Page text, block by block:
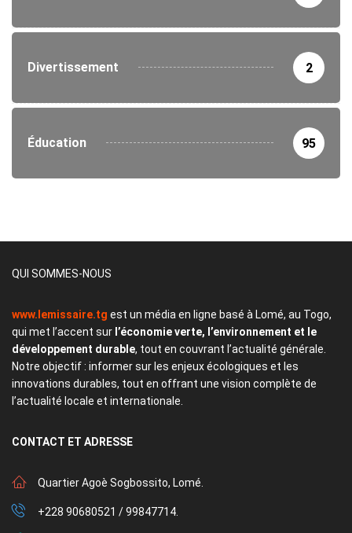
Divertissement 2
Éducation 95
QUI SOMMES-NOUS
www.lemissaire.tg est un média en ligne basé à Lomé, au Togo,
qui met l’accent sur l’économie verte, l’environnement et le
développement durable, tout en couvrant l’actualité générale.
Notre objectif : informer sur les enjeux écologiques et les
innovations durables, tout en offrant une vision complète de
l’actualité locale et internationale.
CONTACT ET ADRESSE
Quartier Agoè Sogbossito, Lomé.
+228 90680521 / 99847714.